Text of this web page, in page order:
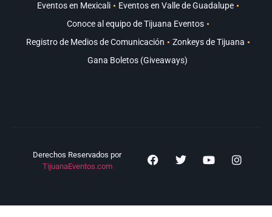
Eventos en Mexicali
Eventos en Valle de Guadalupe
Conoce al equipo de Tijuana Eventos
Registro de Medios de Comunicación
Zonkeys de Tijuana
Gana Boletos (Giveaways)
Derechos Reservados por
TijuanaEventos.com